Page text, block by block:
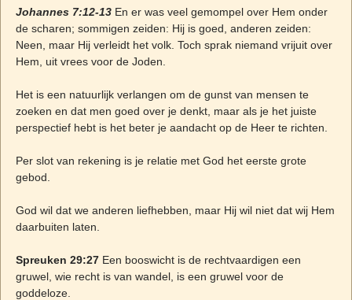
Johannes 7:12-13En er was veel gemompel over Hem onder
de scharen; sommigen zeiden: Hij is goed, anderen zeiden:
Neen, maar Hij verleidt het volk. Toch sprak niemand vrijuit over
Hem, uit vrees voor de Joden.
Het is een natuurlijk verlangen om de gunst van mensen te
zoeken en dat men goed over je denkt, maar als je het juiste
perspectief hebt is het beter je aandacht op de Heer te richten.
Per slot van rekening is je relatie met God het eerste grote
gebod.
God wil dat we anderen liefhebben, maar Hij wil niet dat wij Hem
daarbuiten laten.
Spreuken 29:27Een booswicht is de rechtvaardigen een
gruwel, wie recht is van wandel, is een gruwel voor de
goddeloze.